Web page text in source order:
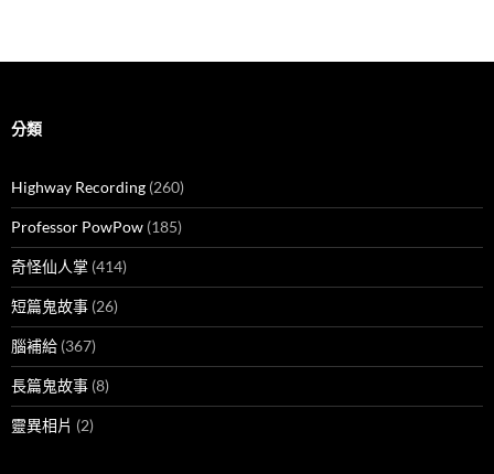
分類
Highway Recording (260)
Professor PowPow (185)
奇怪仙人掌 (414)
短篇鬼故事 (26)
腦補給 (367)
長篇鬼故事 (8)
靈異相片 (2)